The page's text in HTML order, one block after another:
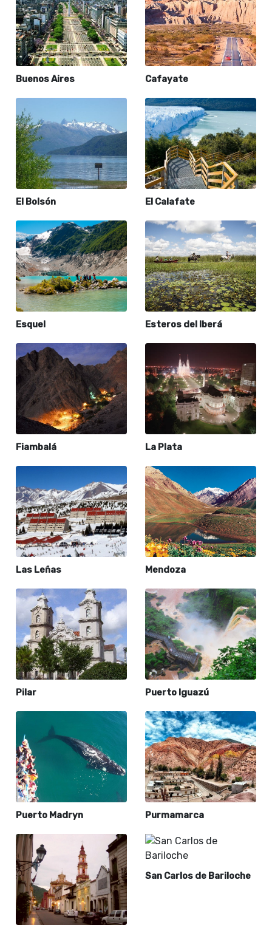
Buenos Aires Cafayate
El Bolsón El Calafate
Esquel Esteros del Iberá
Fiambalá La Plata
Las Leñas Mendoza
Pilar Puerto Iguazú
Puerto Madryn Purmamarca
San Carlos de Bariloche